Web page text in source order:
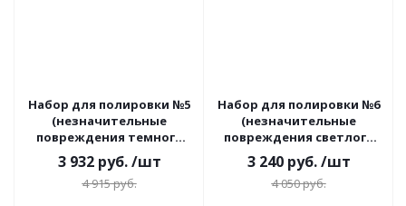
Набор для полировки №5
(незначительные
повреждения темного
лкп)
3 932руб. /шт
4 915руб.
Набор для полировки №6
(незначительные
повреждения светлого
лкп)
3 240руб. /шт
4 050руб.